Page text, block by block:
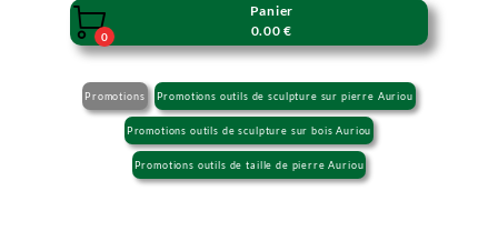

0
Panier
0.00 €
Promotions Promotions outils de sculpture sur pierre Auriou
Promotions outils de sculpture sur bois Auriou
Promotions outils de taille de pierre Auriou